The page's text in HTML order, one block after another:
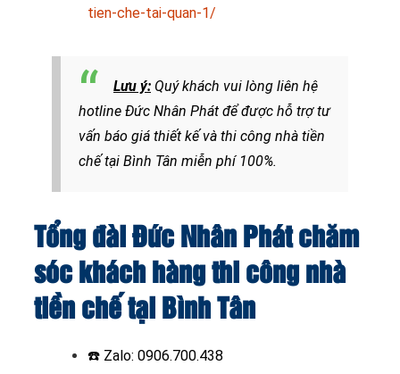
tien-che-tai-quan-1/
Lưu ý: Quý khách vui lòng liên hệ
hotline Đức Nhân Phát để được hỗ trợ tư
vấn báo giá thiết kế và thi công nhà tiền
chế tại Bình Tân miễn phí 100%.
Tổng đài Đức Nhân Phát chăm
sóc khách hàng thi công nhà
tiền chế tại Bình Tân
☎️ Zalo: 0906.700.438